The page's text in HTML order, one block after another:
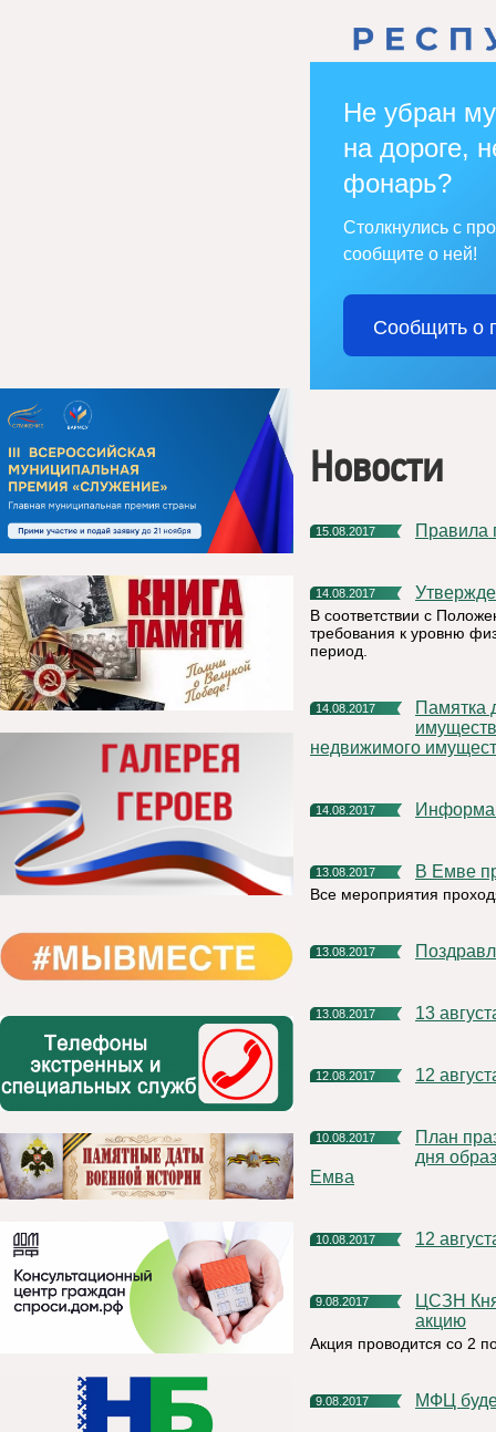
Не убран
на дороге,
фонарь?
Столкнулись с
сообщите о ней!
Сообщить о
Новости
15.08.2017
14.08.2017
В соответствии с
требования к уровню
период.
14.08.2017
Памятка для владельцев заложенных объектов недвижимого
недвижимого
14.08.2017
13.08.2017 В Емве
Все мероприятия
13.08.2017
13.08.2017 13
12.08.2017 12
10.08.2017
План праздничных мероприятий, посвященных 96-летию со
дня
Емва
10.08.2017 12
9.08.2017
ЦСЗН Княжпогостского района проводит благотворительную
акцию
Акция проводится со 2
9.08.2017 МФЦ